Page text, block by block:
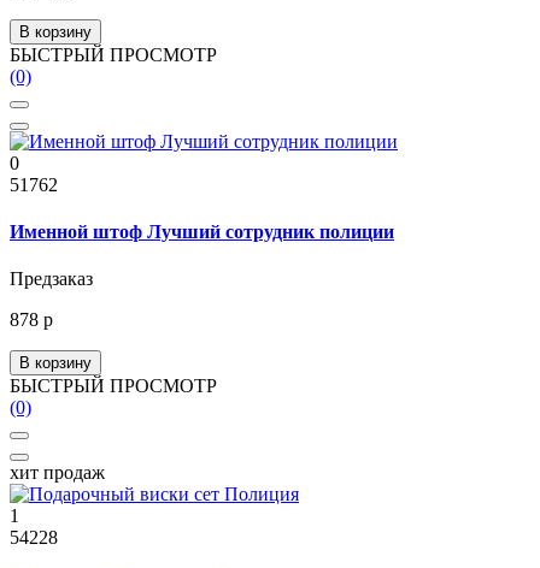
В корзину
БЫСТРЫЙ ПРОСМОТР
(0)
0
51762
Именной штоф Лучший сотрудник полиции
Предзаказ
878 р
В корзину
БЫСТРЫЙ ПРОСМОТР
(0)
хит продаж
1
54228